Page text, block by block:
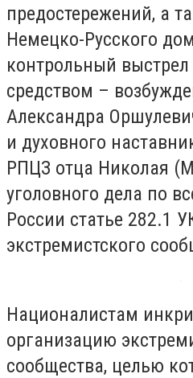
предостережений, а
Немецко-Русского
контрольный
средством –
Александра
и духовного
РПЦЗ отца Николая
уголовного дела по
России статье 282.1
экстремистского
Националистам
организацию
сообщества, целью